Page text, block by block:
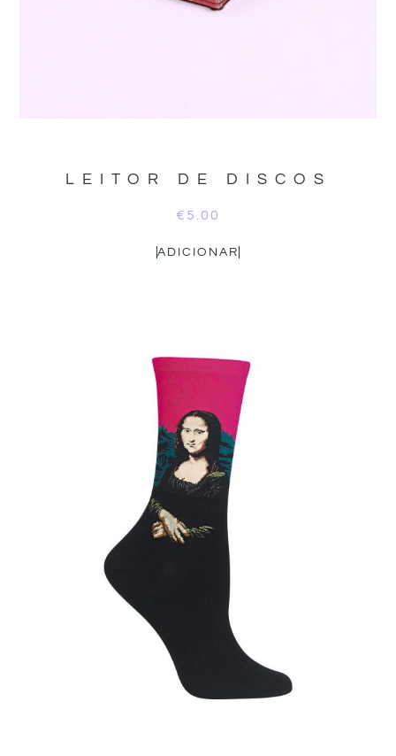
LEITOR DE DISCOS
€ 5.00
ADICIONAR